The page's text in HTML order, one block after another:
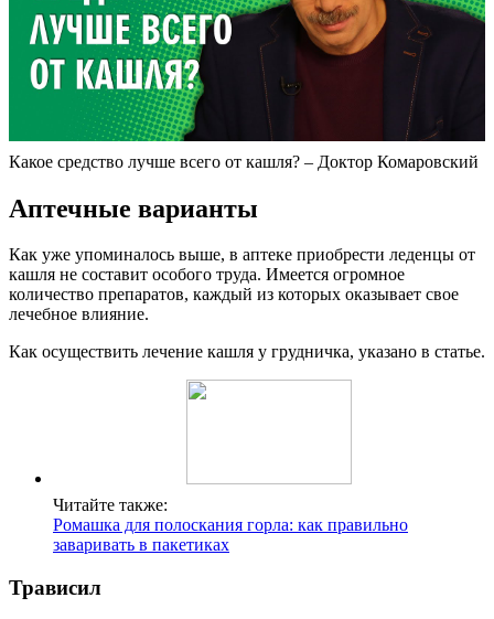
Какое средство лучше всего от кашля? – Доктор Комаровский
Аптечные варианты
Как уже упоминалось выше, в аптеке приобрести леденцы от
кашля не составит особого труда. Имеется огромное
количество препаратов, каждый из которых оказывает свое
лечебное влияние.
Как осуществить лечение кашля у грудничка, указано в статье.
Читайте также:
Ромашка для полоскания горла: как правильно
заваривать в пакетиках
Трависил